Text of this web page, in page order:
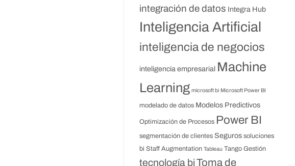
integración de datos Integra Hub
Inteligencia Artificial
inteligencia de negocios
inteligencia empresarial Machine
Learning microsoft bi Microsoft Power BI
modelado de datos Modelos Predictivos
Optimización de Procesos Power BI
segmentación de clientes Seguros soluciones
bi Staff Augmentation Tableau Tango Gestión
tecnología biToma de